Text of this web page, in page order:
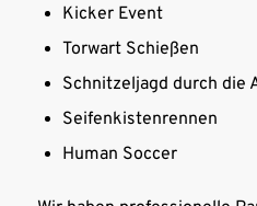
Kicker Event
Torwart Schießen
Schnitzeljagd durch die
Seifenkistenrennen
Human Soccer